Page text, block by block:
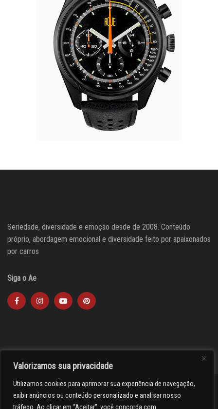
Valorizamos sua privacidade
Utilizamos cookies para aprimorar sua experiência de navegação,
exibir anúncios ou conteúdo personalizado e analisar nosso
tráfego. Ao clicar em “Aceitar”, você concorda com
Seriedade, diversidade e emoção desde de 2008. Conteúdo
próprio, abordagem emocional e diversidade feito por apaixonados
por carros
Siga o Ae
><(((º> 17